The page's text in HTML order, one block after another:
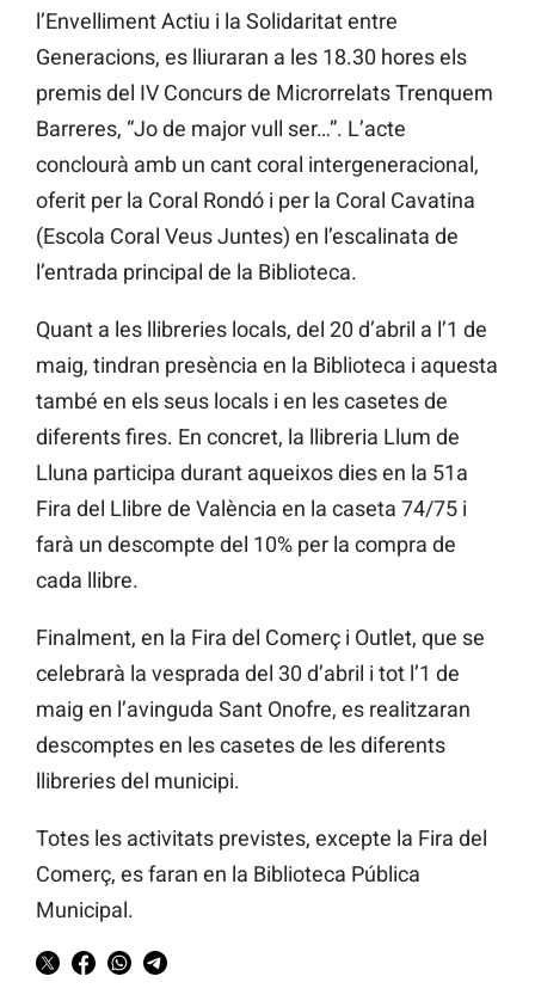
l’Envelliment Actiu i la Solidaritat entre
Generacions, es lliuraran a les 18.30 hores els
premis del IV Concurs de Microrrelats Trenquem
Barreres, “Jo de major vull ser…”. L’acte
conclourà amb un cant coral intergeneracional,
oferit per la Coral Rondó i per la Coral Cavatina
(Escola Coral Veus Juntes) en l’escalinata de
l’entrada principal de la Biblioteca.
Quant a les llibreries locals, del 20 d’abril a l’1 de
maig, tindran presència en la Biblioteca i aquesta
també en els seus locals i en les casetes de
diferents fires. En concret, la llibreria Llum de
Lluna participa durant aqueixos dies en la 51a
Fira del Llibre de València en la caseta 74/75 i
farà un descompte del 10% per la compra de
cada llibre.
Finalment, en la Fira del Comerç i Outlet, que se
celebrarà la vesprada del 30 d’abril i tot l’1 de
maig en l’avinguda Sant Onofre, es realitzaran
descomptes en les casetes de les diferents
llibreries del municipi.
Totes les activitats previstes, excepte la Fira del
Comerç, es faran en la Biblioteca Pública
Municipal.